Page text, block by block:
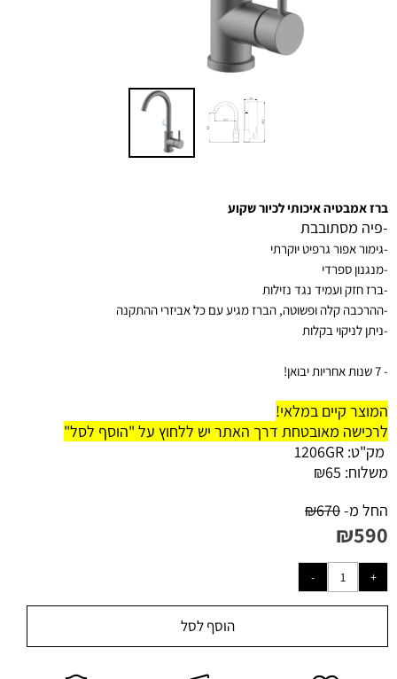
ברז אמבטיה איכותי לכיור שקוע
-פיה מסתובבת
-גימור אפור גרפיט יוקרתי
-מנגנון ספרדי
-ברז חזק ועמיד נגד נזילות
-ההרכבה קלה ופשוטה, הברז מגיע עם כל אביזרי ההתקנה
-ניתן לניקוי בקלות
- 7 שנות אחריות יבואן!
המוצר קיים במלאי!
לרכישה מאובטחת דרך האתר יש ללחוץ על "הוסף לסל"
מק"ט: 1206GR
משלוח:
₪65
החל מ-
₪670
₪590
הוסף לסל